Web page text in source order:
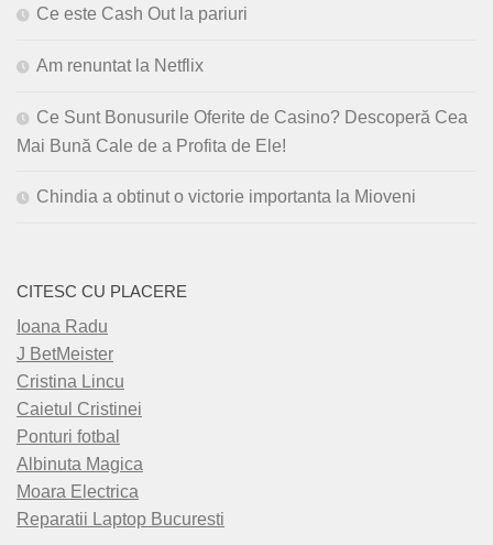
Ce este Cash Out la pariuri
Am renuntat la Netflix
Ce Sunt Bonusurile Oferite de Casino? Descoperă Cea
Mai Bună Cale de a Profita de Ele!
Chindia a obtinut o victorie importanta la Mioveni
CITESC CU PLACERE
Ioana Radu
J BetMeister
Cristina Lincu
Caietul Cristinei
Ponturi fotbal
Albinuta Magica
Moara Electrica
Reparatii Laptop Bucuresti